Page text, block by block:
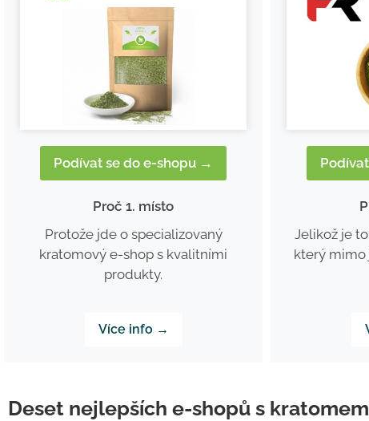
Podívat se do e-shopu →
Proč 1. místo
Protože jde o specializovaný
kratomový e-shop s kvalitními
produkty.
Více info →
Jelikož je
který mimo
Deset nejlepších e-shopů s kratomem